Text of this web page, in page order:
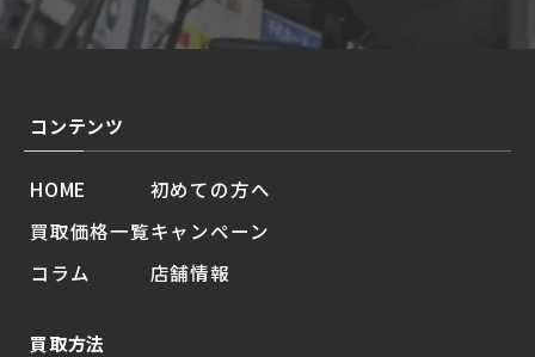
コンテンツ
HOME
買取価格一覧
コラム
初めての方へ
キャンペーン
店舗情報
買取方法